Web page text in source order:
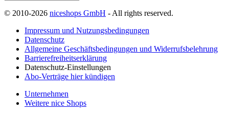
© 2010-2026 niceshops GmbH - All rights reserved.
Impressum und Nutzungsbedingungen
Datenschutz
Allgemeine Geschäftsbedingungen und Widerrufsbelehrung
Barrierefreiheitserklärung
Datenschutz-Einstellungen
Abo-Verträge hier kündigen
Unternehmen
Weitere nice Shops